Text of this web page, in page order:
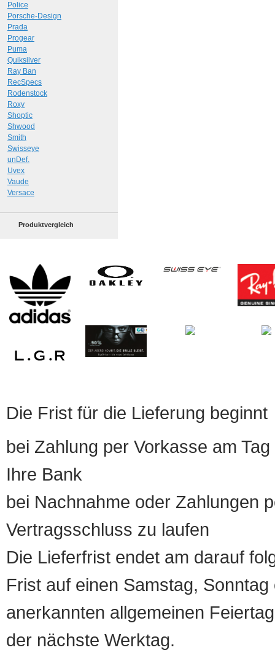
Police
Porsche-Design
Prada
Progear
Puma
Quiksilver
Ray Ban
RecSpecs
Rodenstock
Roxy
Shoptic
Shwood
Smith
Swisseye
unDef.
Uvex
Vaude
Versace
Produktvergleich
Die Frist für die Lieferung beginnt
bei Zahlung per Vorkasse am
Ihre Bank
bei Nachnahme oder Zahlungen
Vertragsschluss zu laufen
Die Lieferfrist endet am darauf
Frist auf einen Samstag,
anerkannten allgemeinen
der nächste Werktag.